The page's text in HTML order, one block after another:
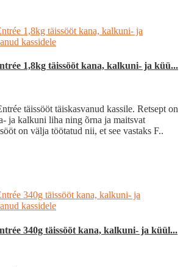
1,8kg täissööt kana, kalkuni- ja küü...
täissööt täiskasvanud kassile. Retsept on
ja kalkuni liha ning õrna ja maitsvat
on välja töötatud nii, et see vastaks F..
340g täissööt kana, kalkuni- ja küül...